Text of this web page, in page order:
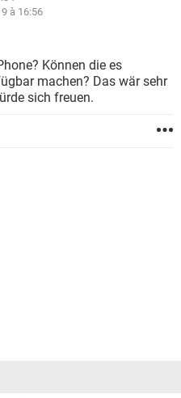
HARDWARE
IOS
TIKTOK
HARDWARE
INSTAGRAM
à 16:56
Können die es
machen? Das wär sehr
sich freuen.